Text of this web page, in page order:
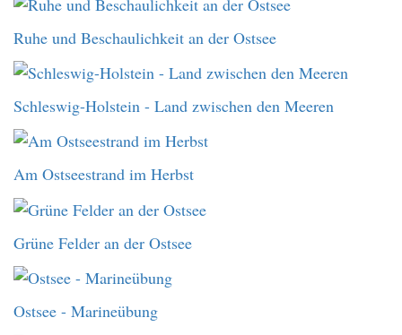
Ruhe und Beschaulichkeit an der Ostsee
Schleswig-Holstein - Land zwischen den Meeren
Am Ostseestrand im Herbst
Grüne Felder an der Ostsee
Ostsee - Marineübung